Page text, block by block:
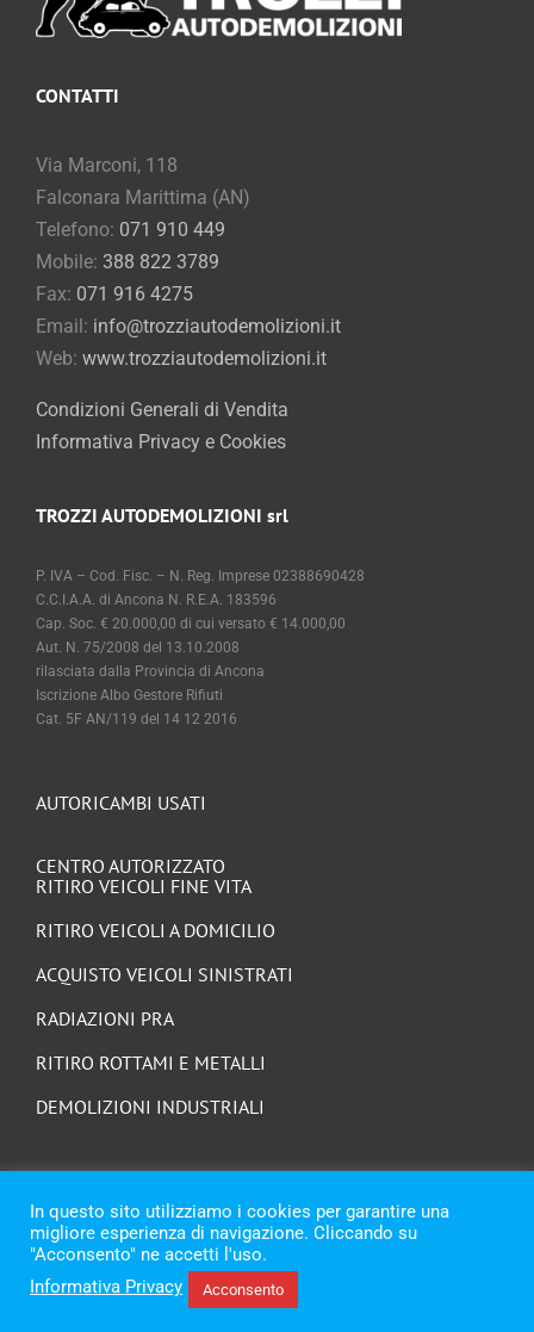
AUTORICAMBI USATI
CENTRO AUTORIZZATO
RITIRO VEICOLI FINE VITA
RITIRO VEICOLI A DOMICILIO
ACQUISTO VEICOLI SINISTRATI
RADIAZIONI PRA
RITIRO ROTTAMI E METALLI
DEMOLIZIONI INDUSTRIALI
CONTATTI
Via Marconi, 118
Falconara Marittima (AN)
Telefono: 071 910 449
Mobile: 388 822 3789
Fax: 071 916 4275
Email: info@trozziautodemolizioni.it
Web: www.trozziautodemolizioni.it
Condizioni Generali di Vendita
Informativa Privacy e Cookies
TROZZI AUTODEMOLIZIONI srl
P. IVA – Cod. Fisc. – N. Reg. Imprese 02388690428
C.C.I.A.A. di Ancona N. R.E.A. 183596
Cap. Soc. € 20.000,00 di cui versato € 14.000,00
Aut. N. 75/2008 del 13.10.2008
rilasciata dalla Provincia di Ancona
Iscrizione Albo Gestore Rifiuti
Cat. 5F AN/119 del 14 12 2016
© Copyright 2021 - 2026 | Trozzi Autodemolizioni | p.iva 02388690428
In questo sito utilizziamo i cookies per garantire una
migliore esperienza di navigazione. Cliccando su
"Acconsento" ne accetti l'uso.
Informativa Privacy
Acconsento